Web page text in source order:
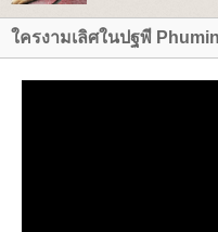
ครงามเลิศในปฐพี